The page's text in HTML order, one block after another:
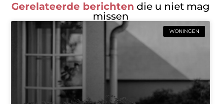
Gerelateerde berichten die u niet mag
missen
WONINGEN